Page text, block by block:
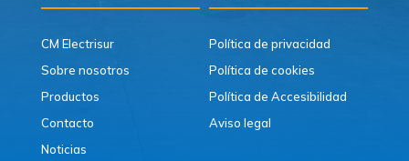
CM Electrisur
Sobre nosotros
Productos
Contacto
Noticias
Política de privacidad
Política de cookies
Política de Accesibilidad
Aviso legal